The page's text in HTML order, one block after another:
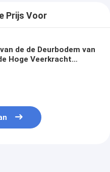
Prijs Voor
de de Deurbodem van
Hoge Veerkracht